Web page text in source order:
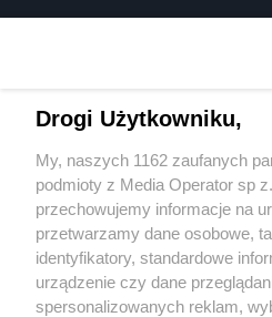
2 / 0
Wydawca mediów lokalnych
Drogi Użytkowniku,
My, naszych 1162 zaufanych
podmioty z Media Operator sp
przechowujemy informacje na
przetwarzamy dane osobowe,
identyfikatory, standardowe
urządzenie czy dane
spersonalizowanych reklam,